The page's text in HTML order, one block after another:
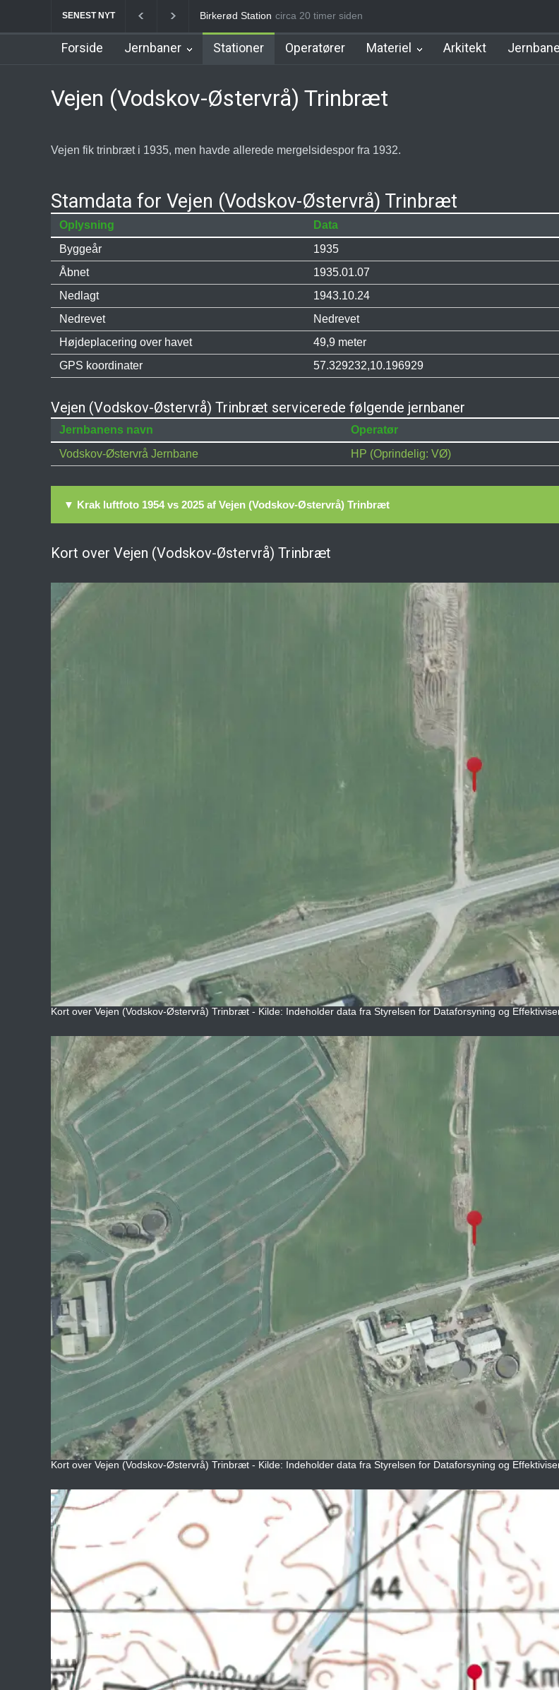
SENEST NYT Allerød Station Favrholm Station
circa 20 timer siden
Forside Jernbaner Stationer Operatører Materiel Arkitekt
Vejen (Vodskov-Østervrå) Trinbræt
Vejen fik trinbræt i 1935, men havde allerede mergelsidespor fra 1932.
Stamdata for Vejen (Vodskov-Østervrå) Trinbræt
Oplysning
Data
Byggeår
1935
Åbnet
1935.01.07
Nedlagt
1943.10.24
Nedrevet
Nedrevet
Højdeplacering over havet
49,9 meter
GPS koordinater
57.329232,10.196929
Vejen (Vodskov-Østervrå) Trinbræt servicerede følgende jernbaner
Jernbanens navn Operatør
Vodskov-Østervrå Jernbane
HP (Oprindelig: VØ)
▼ Krak luftfoto 1954 vs 2025 af Vejen (Vodskov-Østervrå) Trinbræt
Kort over Vejen (Vodskov-Østervrå) Trinbræt
Kort over Vejen (Vodskov-Østervrå) Trinbræt - Kilde: Indeholder data fra Styrelsen for Dataforsyning og
Kort over Vejen (Vodskov-Østervrå) Trinbræt - Kilde: Indeholder data fra Styrelsen for Dataforsyning og